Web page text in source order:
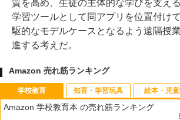
質を高め、生徒の主体的な学びを支え
学習ツールとして同アプリを位置付け
駆的なモデルケースとなるよう遠隔授
進する考えだ。
Amazon 売れ筋ランキング
学校教育
Amazon 学校教育本 の売れ筋ランキング
知育・学習玩具 絵本・児